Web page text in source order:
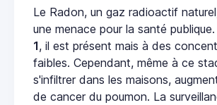
Le Radon, un gaz radioactif
une menace pour la santé publique.
1, il est présent mais à des
faibles. Cependant, même à ce
s'infiltrer dans les maisons,
de cancer du poumon. La